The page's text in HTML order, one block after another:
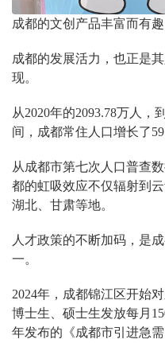
成都的文创产品丰富而有
成都的发展活力，也正是
现。
从2020年的2093.78万人，
间，成都常住人口增长了
从成都市第七次人口普查
都的虹吸效应不仅辐射到
湖北、甘肃等地。
人才政策的不断加码，是
一。
2024年，成都锦江区开始
博士生、硕士生发放每月
年发布的《成都市引进急